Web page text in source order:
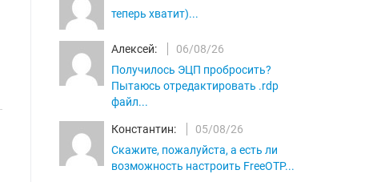
теперь хватит)...
Алексей:
06/08/26
Получилось ЭЦП пробросить?
Пытаюсь отредактировать .rdp
файл...
Константин:
05/08/26
Скажите, пожалуйста, а есть ли
возможность настроить FreeOTP...